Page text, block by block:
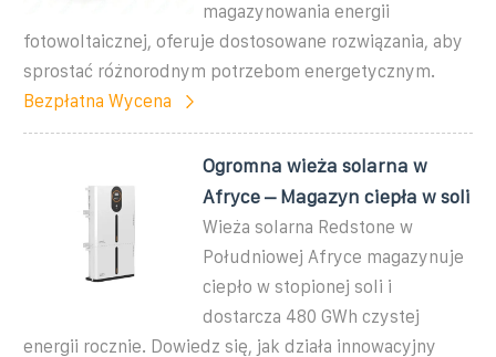
magazynowania energii
fotowoltaicznej, oferuje dostosowane rozwiązania, aby
sprostać różnorodnym potrzebom energetycznym.
Bezpłatna Wycena
Ogromna wieża solarna w
Afryce – Magazyn ciepła w soli
Wieża solarna Redstone w
Południowej Afryce magazynuje
ciepło w stopionej soli i
dostarcza 480 GWh czystej
energii rocznie. Dowiedz się, jak działa innowacyjny